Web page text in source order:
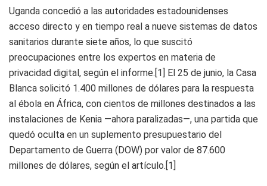
Uganda concedió a las autoridades estadounidenses
acceso directo y en tiempo real a nueve sistemas de datos
sanitarios durante siete años, lo que suscitó
preocupaciones entre los expertos en materia de
privacidad digital, según el informe.[1] El 25 de junio, la Casa
Blanca solicitó 1.400 millones de dólares para la respuesta
al ébola en África, con cientos de millones destinados a las
instalaciones de Kenia —ahora paralizadas—, una partida que
quedó oculta en un suplemento presupuestario del
Departamento de Guerra (DOW) por valor de 87.600
millones de dólares, según el artículo.[1]